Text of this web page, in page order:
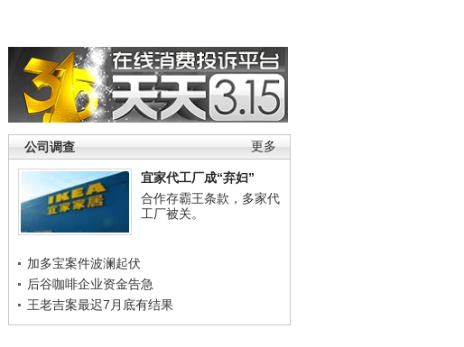
更多
公司调查
宜家代工厂成“弃妇”
合作存霸王条款，多家代
工厂被关。
加多宝案件波澜起伏
后谷咖啡企业资金告急
王老吉案最迟7月底有结果